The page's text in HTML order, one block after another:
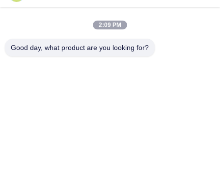
Connecteur série SP/SF
Connecteur de la série HR
2:09 PM
Good day, what product are you looking for?